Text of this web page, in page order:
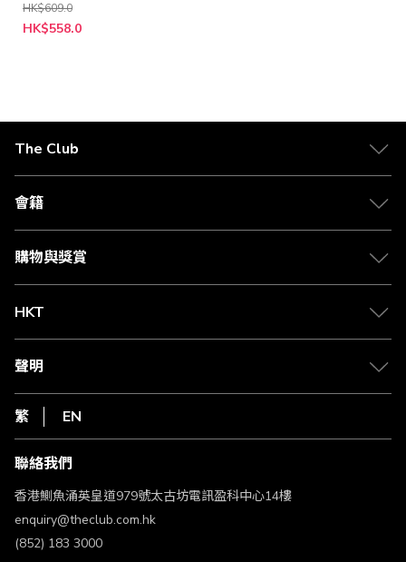
HK$609.0
特
殊
HK$558.0
The Club
關於 The Club
合作夥伴
媒體中心
會籍
會籍及專屬禮遇
賺取積分
購物與獎賞
物流與配送
Club Shopping 商品領取站
常見問題
HKT
csl.
1010
HKT
聲明
私隱聲明
使用條款
條款及細則
不歧視及不騷擾聲明
認可牌照及通告
繁 EN
聯絡我們
香港鰂魚涌英皇道979號太古坊電訊盈科中心14樓
enquiry@theclub.com.hk
(852) 183 3000